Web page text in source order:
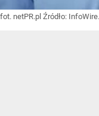
fot. netPR.pl Źródło: